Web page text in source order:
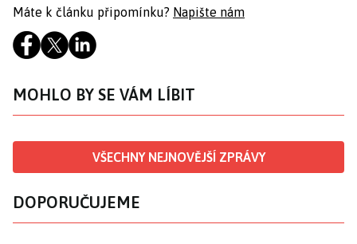
Máte k článku připomínku? Napište nám
MOHLO BY SE VÁM LÍBIT
VŠECHNY NEJNOVĚJŠÍ ZPRÁVY
DOPORUČUJEME